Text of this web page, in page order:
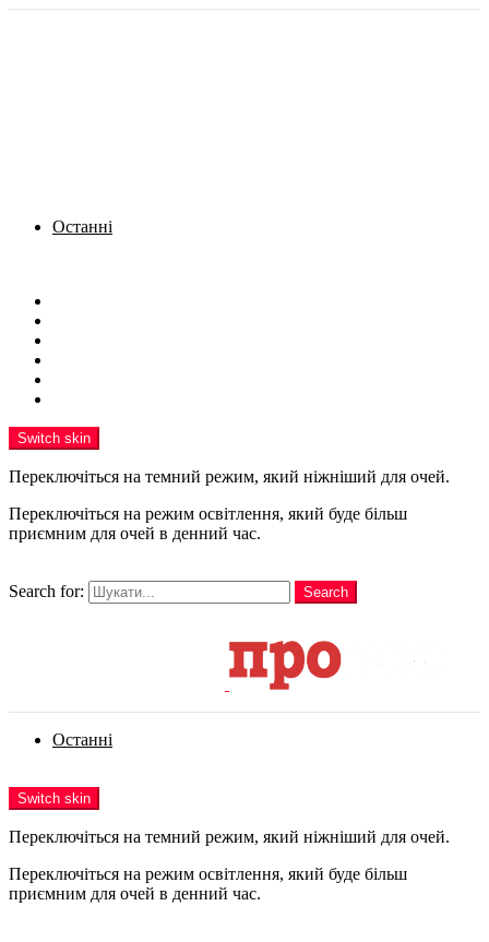
Останні
Switch skin
Переключіться на темний режим, який ніжніший для очей.
Переключіться на режим освітлення, який буде більш
приємним для очей в денний час.
Search for:
Search
Останні
Switch skin
Переключіться на темний режим, який ніжніший для очей.
Переключіться на режим освітлення, який буде більш
приємним для очей в денний час.